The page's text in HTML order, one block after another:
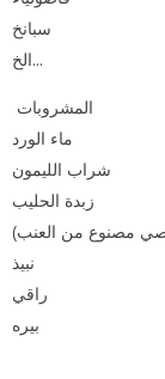
سبانخ
الخ...
المشروبات
ماء الورد
شراب الليمون
زبدة الحليب
مصنوع من العنب)
نبيذ
راقي
بيره